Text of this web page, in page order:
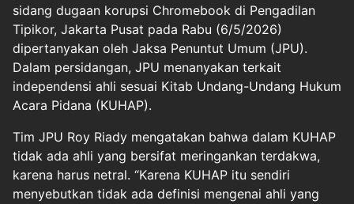
sidang dugaan korupsi Chromebook di Pengadilan
Tipikor, Jakarta Pusat pada Rabu (6/5/2026)
dipertanyakan oleh Jaksa Penuntut Umum (JPU).
Dalam persidangan, JPU menanyakan terkait
independensi ahli sesuai Kitab Undang-Undang Hukum
Acara Pidana (KUHAP).
Tim JPU Roy Riady mengatakan bahwa dalam KUHAP
tidak ada ahli yang bersifat meringankan terdakwa,
karena harus netral. “Karena KUHAP itu sendiri
menyebutkan tidak ada definisi mengenai ahli yang